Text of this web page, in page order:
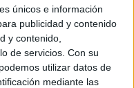
únicos e información
publicidad y contenido
y contenido,
de servicios. Con su
utilizar datos de
mediante las
de descenso en la
tiene como premio
desperdiciar la